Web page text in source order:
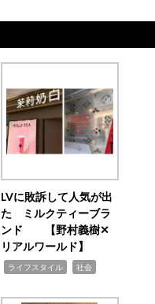
LVに敗訴して人気が出
た ミルクティーブラ
ンド 【野村義樹✕
リアルワールド】
ライフスタイル 社会